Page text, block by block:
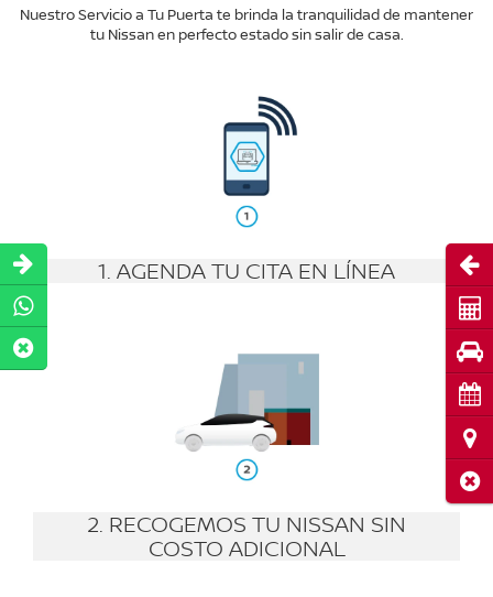
Nuestro Servicio a Tu Puerta te brinda la tranquilidad de mantener
tu Nissan en perfecto estado sin salir de casa.
1. AGENDA TU CITA EN LÍNEA
2. RECOGEMOS TU NISSAN SIN
COSTO ADICIONAL